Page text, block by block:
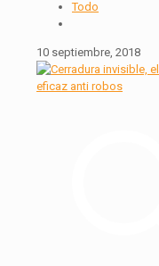
Todo
10 septiembre, 2018